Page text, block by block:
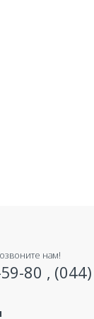
нам!
80 ,